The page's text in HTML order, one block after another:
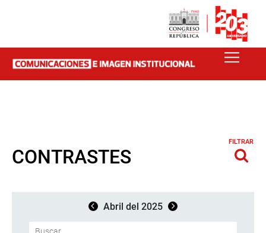
CONTRASTES
FILTRAR
Abril del 2025